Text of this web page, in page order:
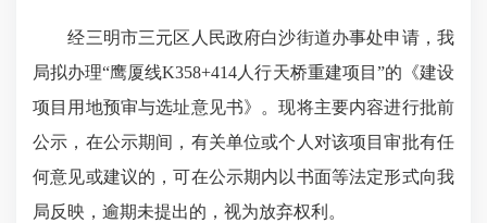
经三明市三元区人民政府白沙街道办事处申请，我
局拟办理“鹰厦线K358+414人行天桥重建项目”的《建设
项目用地预审与选址意见书》。现将主要内容进行批前
公示，在公示期间，有关单位或个人对该项目审批有任
何意见或建议的，可在公示期内以书面等法定形式向我
局反映，逾期未提出的，视为放弃权利。